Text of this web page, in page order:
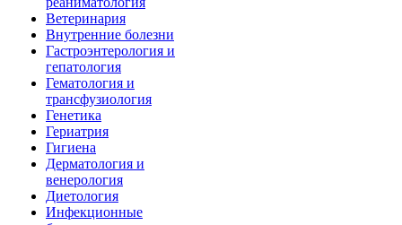
Ветеринария
Внутренние болезни
Гастроэнтерология и
гепатология
Гематология и
трансфузиология
Генетика
Гериатрия
Гигиена
Дерматология и
венерология
Диетология
Инфекционные